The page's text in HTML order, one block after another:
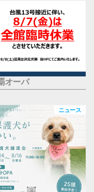
オーパ
ニュース